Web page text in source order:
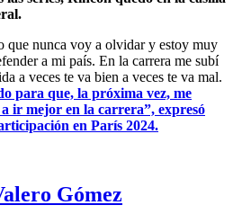
que nunca voy a olvidar y estoy muy
a mi país. En la carrera me subí
a veces te va bien a veces te va mal.
para que, la próxima vez, me
ir mejor en la carrera”, expresó
en París 2024.
Gómez